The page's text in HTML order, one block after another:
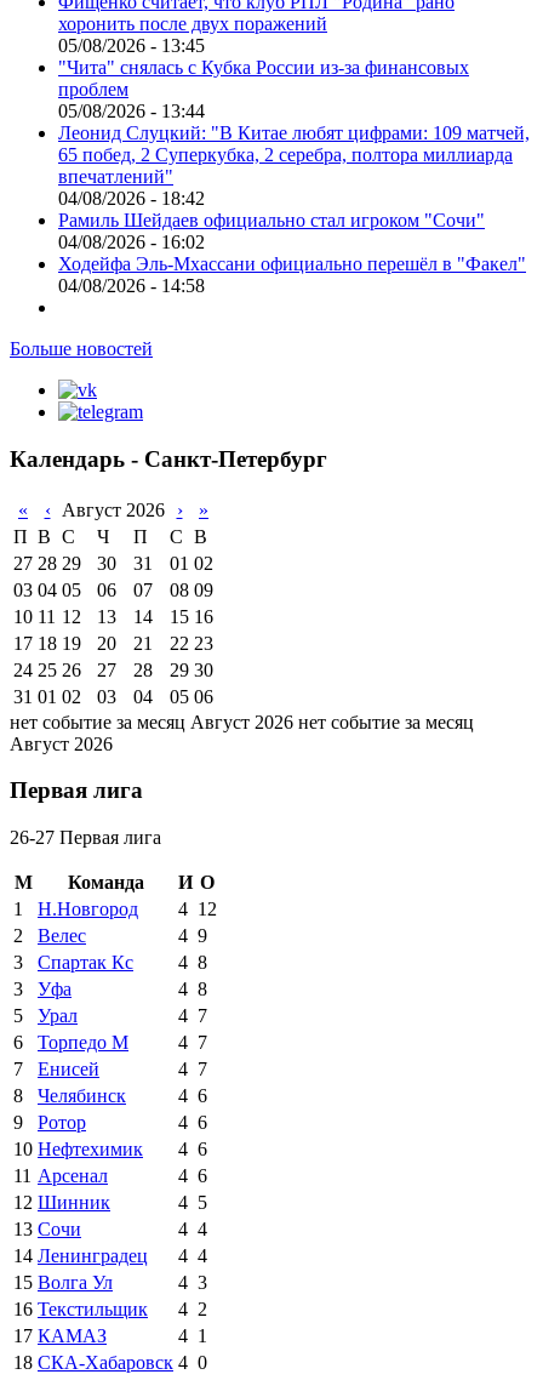
хоронить после двух поражений
05/08/2026 - 13:45
"Чита" снялась с Кубка России из-за финансовых
проблем
05/08/2026 - 13:44
Леонид Слуцкий: "В Китае любят цифрами: 109 матчей,
65 побед, 2 Суперкубка, 2 серебра, полтора миллиарда
впечатлений"
04/08/2026 - 18:42
Рамиль Шейдаев официально стал игроком "Сочи"
04/08/2026 - 16:02
Ходейфа Эль-Мхассани официально перешёл в "Факел"
04/08/2026 - 14:58
Больше новостей
Календарь - Санкт-Петербург
« ‹ Август 2026 ›
»
П В С Ч П С В
27 28 29 30 31 01 02
03 04 05 06 07 08 09
10 11 12 13 14 15 16
17 18 19 20 21 22 23
24 25 26 27 28 29 30
31 01 02 03 04 05 06
нет событие за месяц Август 2026 нет событие за месяц
Август 2026
Первая лига
26-27 Первая лига
М Команда И О
1
Н.Новгород 4 12
2
Велес 4 9
3
Спартак Кс 4 8
3
Уфа 4 8
5
Урал 4 7
6
Торпедо М 4 7
7
Енисей 4 7
8
Челябинск 4 6
9
Ротор 4 6
10 Нефтехимик 4 6
11 Арсенал 4 6
12 Шинник 4 5
13 Сочи 4 4
14 Ленинградец 4 4
15 Волга Ул 4 3
16 Текстильщик 4 2
17 КАМАЗ 4 1
18 СКА-Хабаровск 4 0